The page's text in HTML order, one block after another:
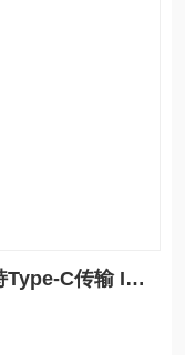
RG1100 手持式剂量报警仪 支持Type-C传输 IP54防护等级